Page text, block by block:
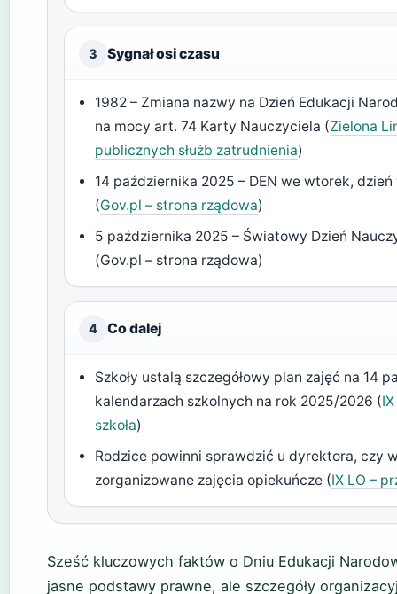
3 Sygnał osi czasu
1982 – Zmiana nazwy na Dzień Edukacji
na mocy art. 74 Karty Nauczyciela (Zielona
publicznych służb zatrudnienia)
14 października 2025 – DEN we wtorek,
(Gov.pl – strona rządowa)
5 października 2025 – Światowy Dzień
(Gov.pl – strona rządowa)
4 Co dalej
Szkoły ustalą szczegółowy plan zajęć na 14
kalendarzach szkolnych na rok 2025/2026 (
szkoła)
Rodzice powinni sprawdzić u dyrektora, czy
zorganizowane zajęcia opiekuńcze (IX LO –
Sześć kluczowych faktów o Dniu Edukacji
jasne podstawy prawne, ale szczegóły